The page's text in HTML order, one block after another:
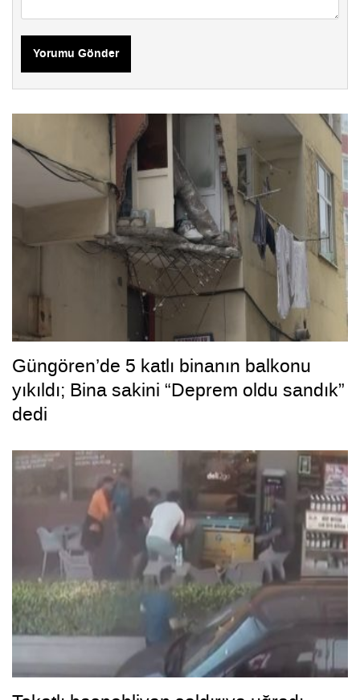
Yorumu Gönder
Güngören’de 5 katlı binanın balkonu
yıkıldı; Bina sakini “Deprem oldu sandık”
dedi